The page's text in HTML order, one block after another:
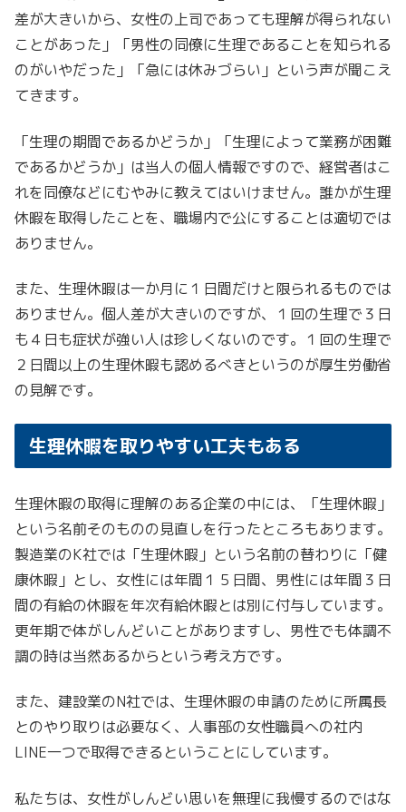
差が大きいから、女性の上司であっても理解が得られない
ことがあった」「男性の同僚に生理であることを知られる
のがいやだった」「急には休みづらい」という声が聞こえ
てきます。
「生理の期間であるかどうか」「生理によって業務が困難
であるかどうか」は当人の個人情報ですので、経営者はこ
れを同僚などにむやみに教えてはいけません。誰かが生理
休暇を取得したことを、職場内で公にすることは適切では
ありません。
また、生理休暇は一か月に１日間だけと限られるものでは
ありません。個人差が大きいのですが、１回の生理で３日
も４日も症状が強い人は珍しくないのです。１回の生理で
２日間以上の生理休暇も認めるべきというのが厚生労働省
の見解です。
生理休暇を取りやすい工夫もある
生理休暇の取得に理解のある企業の中には、「生理休暇」
という名前そのものの見直しを行ったところもあります。
製造業のK社では「生理休暇」という名前の替わりに「健
康休暇」とし、女性には年間１５日間、男性には年間３日
間の有給の休暇を年次有給休暇とは別に付与しています。
更年期で体がしんどいことがありますし、男性でも体調不
調の時は当然あるからという考え方です。
また、建設業のN社では、生理休暇の申請のために所属長
とのやり取りは必要なく、人事部の女性職員への社内
LINE一つで取得できるということにしています。
私たちは、女性がしんどい思いを無理に我慢するのではな